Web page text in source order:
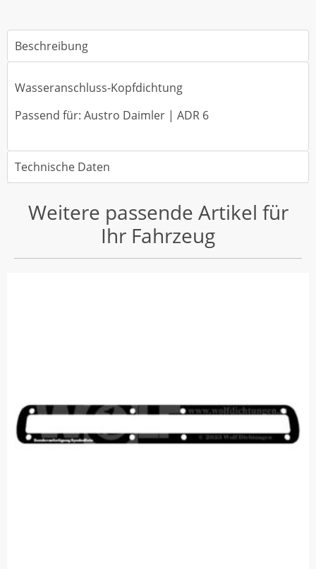
Beschreibung
Wasseranschluss-Kopfdichtung
Passend für: Austro Daimler | ADR 6
Technische Daten
Weitere passende Artikel für
Ihr Fahrzeug